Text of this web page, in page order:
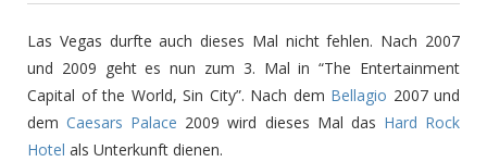
Las Vegas durfte auch dieses Mal nicht fehlen. Nach 2007
und 2009 geht es nun zum 3. Mal in “The Entertainment
Capital of the World, Sin City”. Nach dem Bellagio 2007 und
demCaesars Palace 2009 wird dieses Mal das Hard Rock
Hotel als Unterkunft dienen.